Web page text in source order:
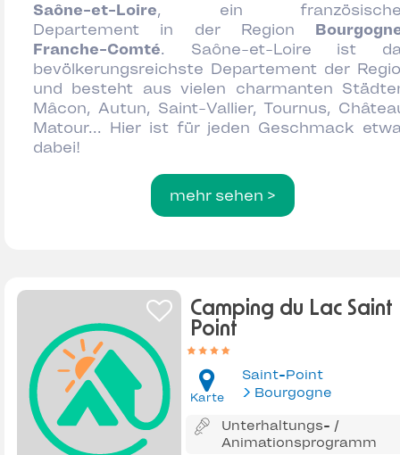
Saône-et-Loire, ein
Departement in der Region
Franche-Comté. Saône-et-Loire ist
bevölkerungsreichste Departement der
und besteht aus vielen charmanten
Mâcon, Autun, Saint-Vallier, Tournus,
Matour... Hier ist für jeden Geschmack
dabei!
mehr sehen >
Camping du Lac Saint
Point
Karte
Saint-Point
Bourgogne
Unterhaltungs- /
Animationsprogramm